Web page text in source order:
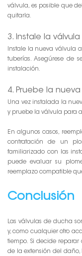
válvula, es posible que
quitarla.
3. Instale la
Instale la nueva válvula
tuberías. Asegúrese de
instalación.
4. Pruebe la nueva
Una vez instalada la
y pruebe la válvula para
En algunos casos,
contratación de un
familiarizado con las
puede evaluar su
reemplazo compatible
Conclusión
Las válvulas de ducha
y, como cualquier otro
tiempo. Si decide
de la extensión del